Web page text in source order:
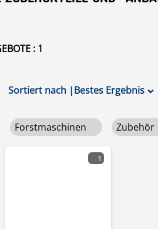
: 1
Sortiert nach |Bestes Ergebnis
Forstmaschinen Zubehör
1